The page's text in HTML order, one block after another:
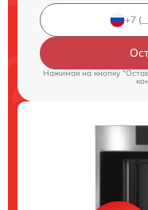
Нажимая на кнопку